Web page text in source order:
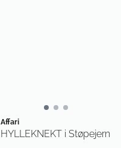
Affari
HYLLEKNEKT i Støpejern